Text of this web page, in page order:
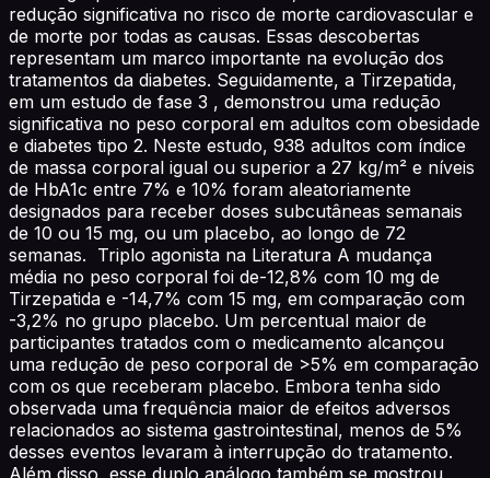
redução significativa no risco de morte cardiovascular e
de morte por todas as causas. Essas descobertas
representam um marco importante na evolução dos
tratamentos da diabetes. Seguidamente, a Tirzepatida,
em um estudo de fase 3 , demonstrou uma redução
significativa no peso corporal em adultos com obesidade
e diabetes tipo 2. Neste estudo, 938 adultos com índice
de massa corporal igual ou superior a 27 kg/m² e níveis
de HbA1c entre 7% e 10% foram aleatoriamente
designados para receber doses subcutâneas semanais
de 10 ou 15 mg, ou um placebo, ao longo de 72
semanas. Triplo agonista na Literatura A mudança
média no peso corporal foi de-12,8% com 10 mg de
Tirzepatida e -14,7% com 15 mg, em comparação com
-3,2% no grupo placebo. Um percentual maior de
participantes tratados com o medicamento alcançou
uma redução de peso corporal de >5% em comparação
com os que receberam placebo. Embora tenha sido
observada uma frequência maior de efeitos adversos
relacionados ao sistema gastrointestinal, menos de 5%
desses eventos levaram à interrupção do tratamento.
Além disso, esse duplo análogo também se mostrou